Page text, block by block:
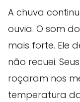
A chuva
ouvia. O som
mais forte. Ele
não recuei.
roçaram nos
temperatura